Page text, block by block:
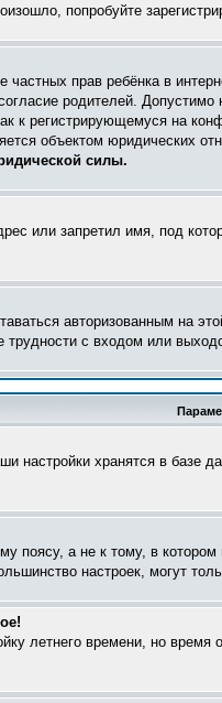
попробуйте
прав ребёнка в
родителей.
регистрирующемуся на
объектом юридических
силы.
или запретил имя, под
авторизованным на
с входом или
настройки хранятся в базе
поясу, а не к тому, в
настроек, могут
летнего времени, но